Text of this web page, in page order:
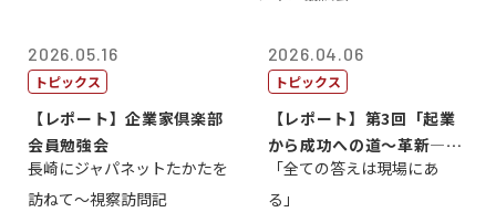
2026.05.16
トピックス
【レポート】企業家倶楽部
会員勉強会
長崎にジャパネットたかたを
訪ねて～視察訪問記
2026.04.06
トピックス
【レポート】第3回「起業
から成功への道～革新―挑
戦の先にある...
「全ての答えは現場にあ
る」